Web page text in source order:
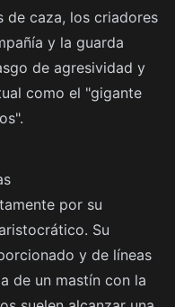
de caza, los criadores
y la guarda
de agresividad y
como el "gigante
por su
Su
y de líneas
de un mastín con la